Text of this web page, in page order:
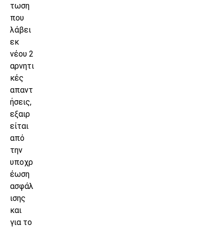
τωση
που
λάβει
εκ
νέου 2
αρνητι
κές
απαντ
ήσεις,
εξαιρ
είται
από
την
υποχρ
έωση
ασφάλ
ισης
και
για το